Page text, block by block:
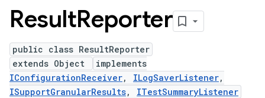
ResultReporter
public class ResultReporter
extends Object
implements
IConfigurationReceiver, ILogSaverListener,
ISupportGranularResults, ITestSummaryListener